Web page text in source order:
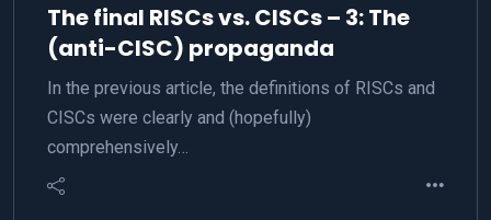
The final RISCs vs. CISCs – 3: The
(anti-CISC) propaganda
In the previous article, the definitions of RISCs and
CISCs were clearly and (hopefully)
comprehensively…